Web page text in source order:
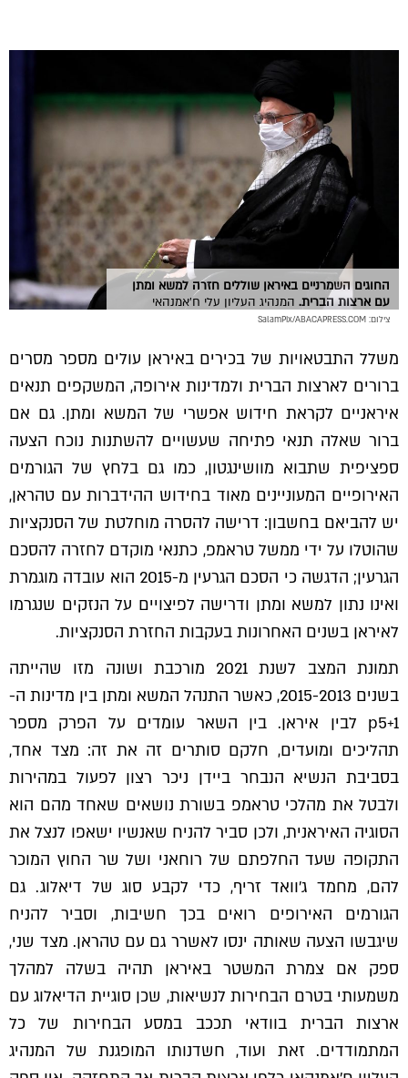
החוגים השמרניים באיראן שוללים חזרה למשא ומתן
עם ארצות הברית. המנהיג העליון עלי ח'אמנהאי
צילום: SalamPix/ABACAPRESS.COM
משלל התבטאויות של בכירים באיראן עולים מספר מסרים
ברורים לארצות הברית ולמדינות אירופה, המשקפים תנאים
איראניים לקראת חידוש אפשרי של המשא ומתן. גם אם
ברור שאלה תנאי פתיחה שעשויים להשתנות נוכח הצעה
ספציפית שתבוא מוושינגטון, כמו גם בלחץ של הגורמים
האירופיים המעוניינים מאוד בחידוש ההידברות עם טהראן,
יש להביאם בחשבון: דרישה להסרה מוחלטת של הסנקציות
שהוטלו על ידי ממשל טראמפ, כתנאי מוקדם לחזרה להסכם
הגרעין; הדגשה כי הסכם הגרעין מ-2015 הוא עובדה מוגמרת
ואינו נתון למשא ומתן ודרישה לפיצויים על הנזקים שנגרמו
לאיראן בשנים האחרונות בעקבות החזרת הסנקציות.
תמונת המצב לשנת 2021 מורכבת ושונה מזו שהייתה
בשנים 2015-2013, כאשר התנהל המשא ומתן בין מדינות ה-
p5+1 לבין איראן. בין השאר עומדים על הפרק מספר
תהליכים ומועדים, חלקם סותרים זה את זה: מצד אחד,
בסביבת הנשיא הנבחר ביידן ניכר רצון לפעול במהירות
ולבטל את מהלכי טראמפ בשורת נושאים שאחד מהם הוא
הסוגיה האיראנית, ולכן סביר להניח שאנשיו ישאפו לנצל את
התקופה שעד החלפתם של רוחאני ושל שר החוץ המוכר
להם, מחמד ג'וואד זריף, כדי לקבע סוג של דיאלוג. גם
הגורמים האירופים רואים בכך חשיבות, וסביר להניח
שיגבשו הצעה שאותה ינסו לאשרר גם עם טהראן. מצד שני,
ספק אם צמרת המשטר באיראן תהיה בשלה למהלך
משמעותי בטרם הבחירות לנשיאות, שכן סוגיית הדיאלוג עם
ארצות הברית בוודאי תככב במסע הבחירות של כל
המתמודדים. זאת ועוד, חשדנותו המופגנת של המנהיג